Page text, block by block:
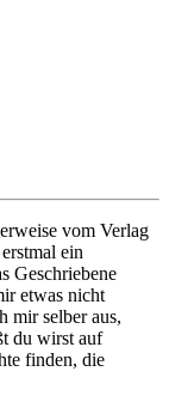
vom Verlag
ein
Geschriebene
etwas nicht
mir selber aus,
du wirst auf
finden, die